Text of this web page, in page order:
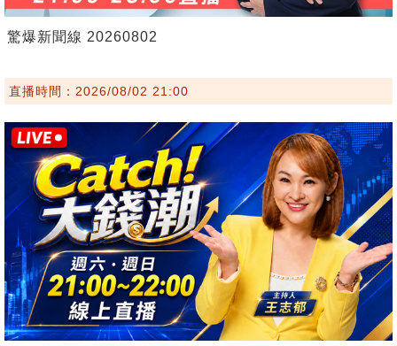
驚爆新聞線 20260802
直播時間：2026/08/02 21:00